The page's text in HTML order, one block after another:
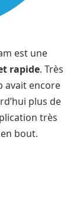
est une
rapide. Très
avait encore
plus de
très
bout.